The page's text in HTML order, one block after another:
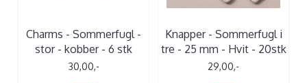
Charms - Sommerfugl -
stor - kobber - 6 stk
30,00,-
Knapper - Sommerfugl i
tre - 25 mm - Hvit - 20stk
29,00,-